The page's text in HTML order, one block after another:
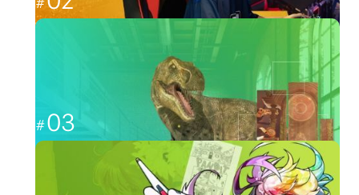
福岡から世界最強を目指す
03
CGと映像を駆使して、人々を魅了する